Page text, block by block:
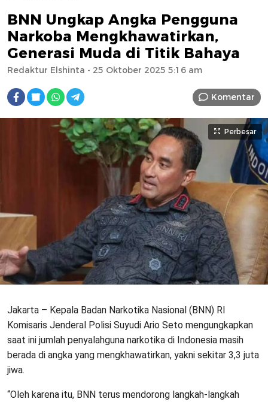
BNN Ungkap Angka Pengguna
Narkoba Mengkhawatirkan,
Generasi Muda di Titik Bahaya
Redaktur Elshinta - 25 Oktober 2025 5:16 am
Komentar
Perbesar
Jakarta – Kepala Badan Narkotika Nasional (BNN) RI
Komisaris Jenderal Polisi Suyudi Ario Seto mengungkapkan
saat ini jumlah penyalahguna narkotika di Indonesia masih
berada di angka yang mengkhawatirkan, yakni sekitar 3,3 juta
jiwa.
“Oleh karena itu, BNN terus mendorong langkah-langkah